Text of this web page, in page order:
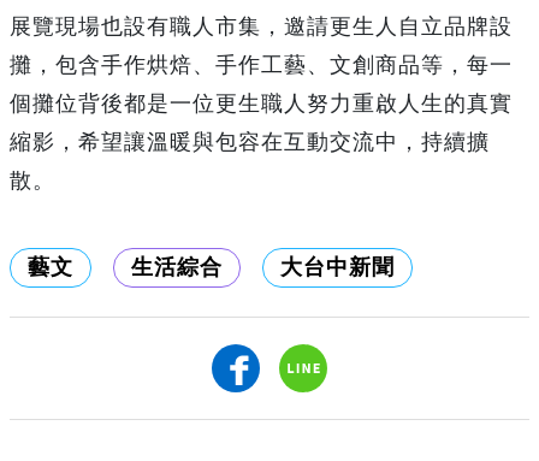
展覽現場也設有職人市集，邀請更生人自立品牌設
攤，包含手作烘焙、手作工藝、文創商品等，每一
個攤位背後都是一位更生職人努力重啟人生的真實
縮影，希望讓溫暖與包容在互動交流中，持續擴
散。
藝文 生活綜合 大台中新聞